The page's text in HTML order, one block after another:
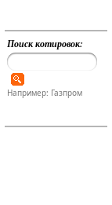
Поиск котировок:
Например: Газпром